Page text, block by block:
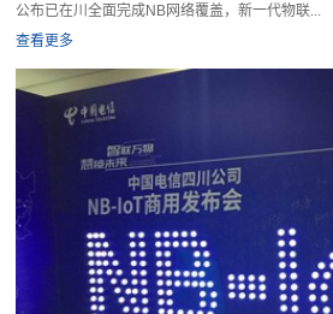
公布已在川全面完成NB网络覆盖，新一代物联...
查看更多